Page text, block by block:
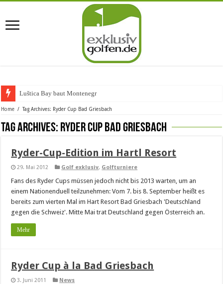
Luštica Bay baut Montenegros e
Home / Tag Archives: Ryder Cup Bad Griesbach
Tag Archives: Ryder Cup Bad Griesbach
Ryder-Cup-Edition im Hartl Resort
29. Mai 2012 Golf exklusiv, Golfturniere
Fans des Ryder Cups müssen jedoch nicht bis 2013 warten, um an
einem Nationenduell teilzunehmen: Vom 7. bis 8. September heißt es
bereits zum vierten Mal im Hart Resort Bad Griesbach 'Deutschland
gegen die Schweiz'. Mitte Mai trat Deutschland gegen Österreich an.
Mehr
Ryder Cup à la Bad Griesbach
3. Juni 2011 News